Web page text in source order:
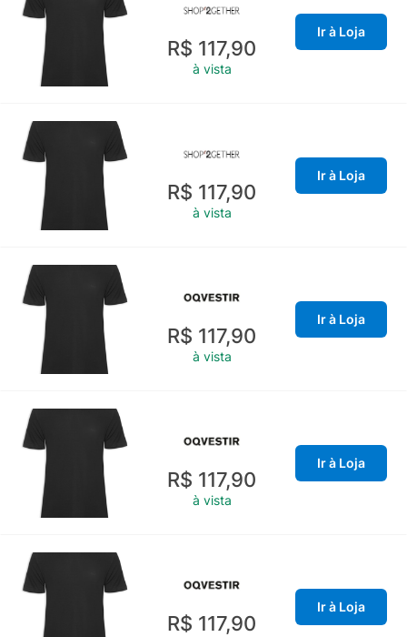
R$ 117,90
à vista
Ir à Loja
R$ 117,90
à vista
Ir à Loja
R$ 117,90
à vista
Ir à Loja
R$ 117,90
à vista
Ir à Loja
R$ 117,90
Ir à Loja